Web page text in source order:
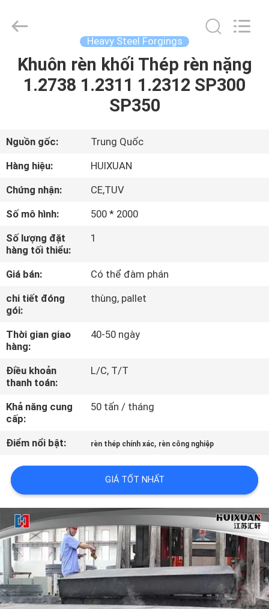
TRANG
CHỦ
SẢN
PHẨM
VỀ
CHÚNG
TÔI
THAM
QUAN
NHÀ
MÁY
KIỂM
SOÁT
CHẤT
LƯỢNG
SƠ
ĐỒ
TRANG
WEB
XUAN
CO.,LTD.
Reserved.
Heavy Steel Forgings
Khuôn rèn khối Thép rèn nặng
1.2738 1.2311 1.2312 SP300
SP350
Nguồn gốc:
Trung Quốc
Hàng hiệu:
HUIXUAN
Chứng nhận:
CE,TUV
Số mô hình:
500 * 2000
Số lượng đặt
hàng tối thiểu:
1
Giá bán:
Có thể đàm phán
chi tiết đóng
gói:
thùng, pallet
Thời gian giao
hàng:
40-50 ngày
Điều khoản
thanh toán:
L/C, T/T
Khả năng cung
cấp:
50 tấn / tháng
Điểm nổi bật: rèn thép chính xác, rèn công nghiệp
GIÁ TỐT NHẤT